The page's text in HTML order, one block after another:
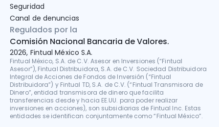
Seguridad
Canal de denuncias
Regulados por la
Comisión Nacional Bancaria de Valores.
2026, Fintual México S.A.
Fintual México, S.A. de C.V. Asesor en Inversiones (“Fintual
Asesor”), Fintual Distribuidora, S.A. de C.V. Sociedad Distribuidora
Integral de Acciones de Fondos de Inversión (“Fintual
Distribuidora”) y Fintual TD, S.A. de C.V. (“Fintual Transmisora de
Dinero”, entidad transmisora de dinero que facilita
transferencias desde y hacia EE.UU. para poder realizar
inversiones en acciones), son subsidiarias de Fintual Inc. Estas
entidades se identifican conjuntamente como “Fintual México”.